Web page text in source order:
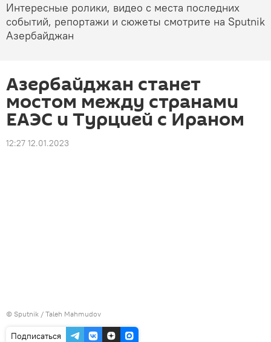
Интересные ролики, видео с места последних
событий, репортажи и сюжеты смотрите на Sputnik
Азербайджан
Азербайджан станет
мостом между странами
ЕАЭС и Турцией с Ираном
12:27 12.01.2023
© Sputnik / Taleh Mahmudov
Подписаться